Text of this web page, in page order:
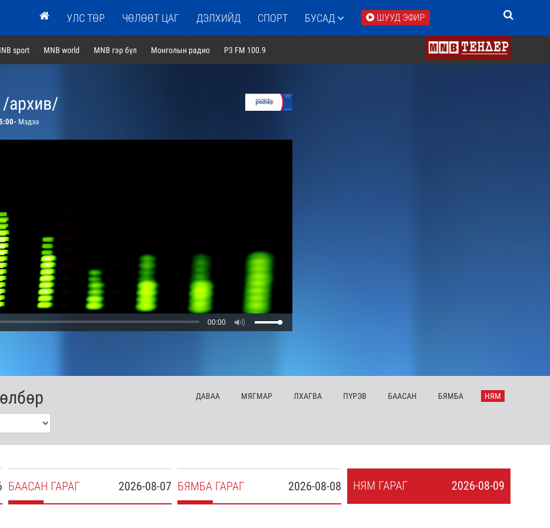
УЛС ТӨР ЧӨЛӨӨТ ЦАГ ДЭЛХИЙД СПОРТ БУСАД ШУУД ЭФИР
sport MNB world MNB гэр бүл Монголын радио P3 FM 100.9
архив/
Мэдээ
00:00
ДАВАА МЯГМАР ЛХАГВА ПҮРЭВ БААСАН БЯМБА НЯМ
2026-08-07
БААСАН ГАРАГ 2026-08-08
БЯМБА ГАРАГ 2026-08-09
НЯМ ГАРАГ